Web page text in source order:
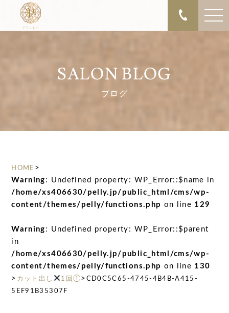
SALON BLOG
ブログ
HOME >
Warning : Undefined property: WP_Error::$name in
/home/xs406630/pelly.jp/public_html/cms/wp-
content/themes/pelly/functions.php on line 129
Warning : Undefined property: WP_Error::$parent
in
/home/xs406630/pelly.jp/public_html/cms/wp-
content/themes/pelly/functions.php on line 130
> カット出し 1回①> CD0C5C65-4745-4B4B-A415-
5EF91B35307F